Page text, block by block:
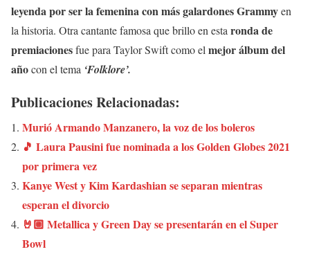
leyenda por ser la femenina con más galardones Grammyen
la historia. Otra cantante famosa que brillo en esta ronda de
premiacionesfue para Taylor Swift como el mejor álbum del
añocon el tema ‘Folklore’.
Publicaciones Relacionadas:
Murió Armando Manzanero, la voz de los boleros
🎵 Laura Pausini fue nominada a los Golden Globes 2021
por primera vez
Kanye West y Kim Kardashian se separan mientras
esperan el divorcio
🤘🏼 Metallica y Green Day se presentarán en el Super
Bowl